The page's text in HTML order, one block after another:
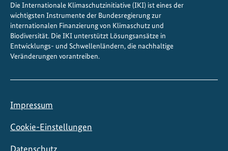
Die Internationale Klimaschutzinitiative (IKI) ist eines der
wichtigsten Instrumente der Bundesregierung zur
internationalen Finanzierung von Klimaschutz und
Biodiversität. Die IKI unterstützt Lösungsansätze in
Entwicklungs- und Schwellenländern, die nachhaltige
Veränderungen vorantreiben.
Impressum
Cookie-Einstellungen
Datenschutz